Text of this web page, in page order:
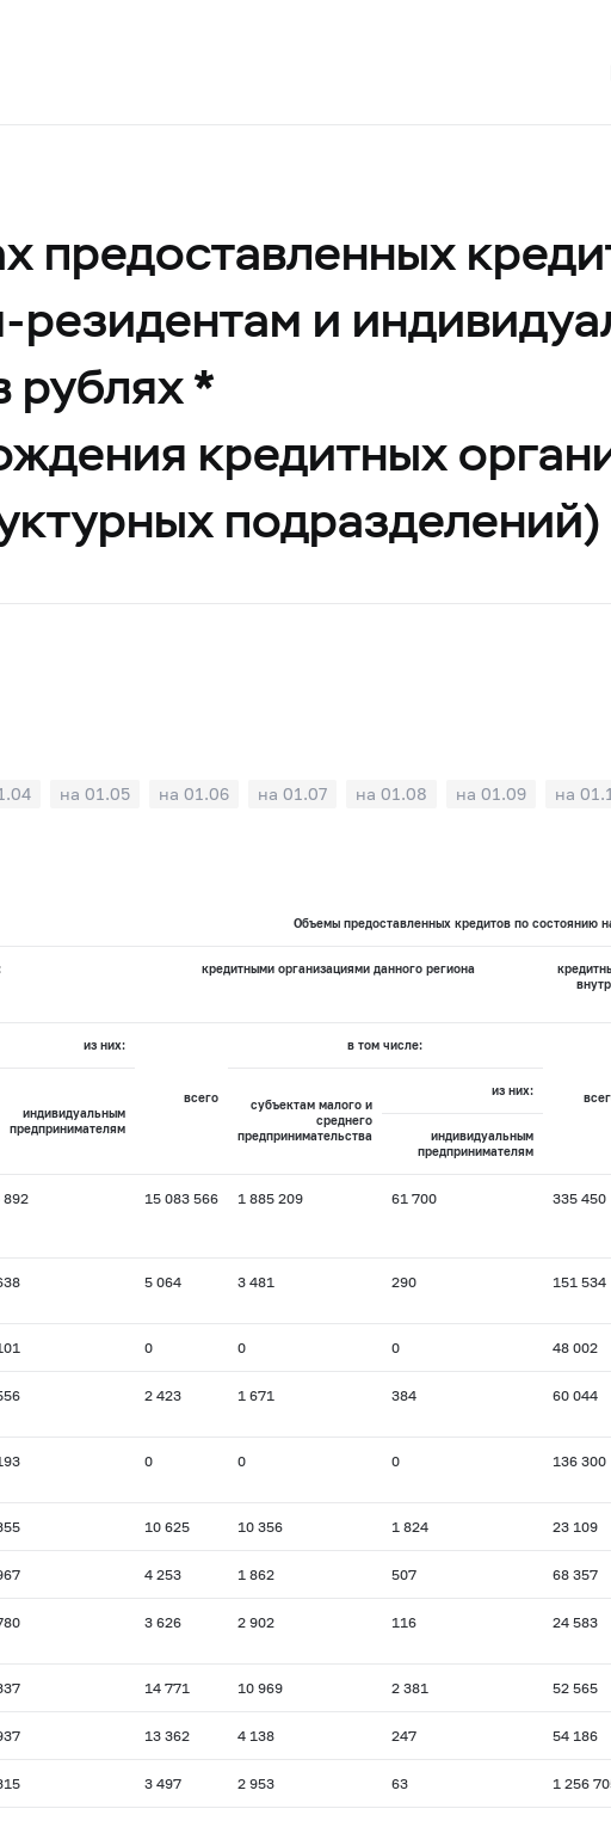
предоставленных
и
рублях *
кредитных
подразделений)
на 01.05 на 01.06 на 01.07 на 01.08 на 01.09 на
Объемы предоставленных кредитов по состоянию
кредитными организациями данного региона
из них:
всего
в том числе:
индивидуальным
предпринимателям
субъектам малого и
среднего
предпринимательства
из них:
индивидуальным
предпринимателям
892 15 083 566 1 885 209 61 700 335 450
5 064 3 481 290 151 534
0 0 0 48 002
2 423 1 671 384 60 044
0 0 0 136 300
10 625 10 356 1 824 23 109
4 253 1 862 507 68 357
3 626 2 902 116 24 583
14 771 10 969 2 381 52 565
13 362 4 138 247 54 186
3 497 2 953 63 1 256